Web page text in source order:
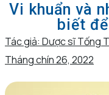
Vi khuẩn và
biết
Tác giả: Dược sĩ Tống
Tháng chín 26, 2022